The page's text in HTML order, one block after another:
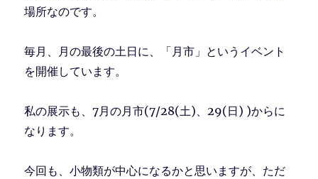
場所なのです。
毎月、月の最後の土日に、「月市」というイベント
を開催しています。
私の展示も、7月の月市(7/28(土)、29(日) )からに
なります。
今回も、小物類が中心になるかと思いますが、ただ